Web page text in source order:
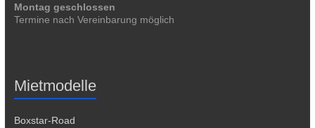
Montag geschlossen
Termine nach Vereinbarung möglich
Mietmodelle
Boxstar-Road